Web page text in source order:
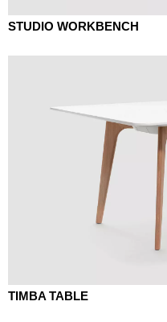
STUDIO WORKBENCH
TIMBA TABLE